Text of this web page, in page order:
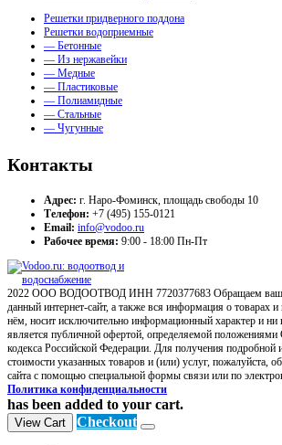
Решетки придверного поддона
Решетки водоприемные
— Бетонные
— Из нержавейки
— Медные
— Пластиковые
— Полиамидные
— Стальные
— Чугунные
Контакты
Адрес: г. Наро-Фоминск, площадь свободы 10
Телефон: +7 (495) 155-0121
Email: info@vodoo.ru
Рабочее время: 9:00 - 18:00 Пн-Пт
2022 ООО ВОДООТВОД ИНН 7720377683 Обращаем ваше
данный интернет-сайт, а также вся информация о товарах и
нём, носит исключительно информационный характер и ни
является публичной офертой, определяемой положениями
кодекса Российской Федерации. Для получения
стоимости указанных товаров и (или) услуг, пожалуйста,
сайта с помощью специальной формы связи или по
Политика конфиденциальности
has been added to your cart.
View Cart Checkout